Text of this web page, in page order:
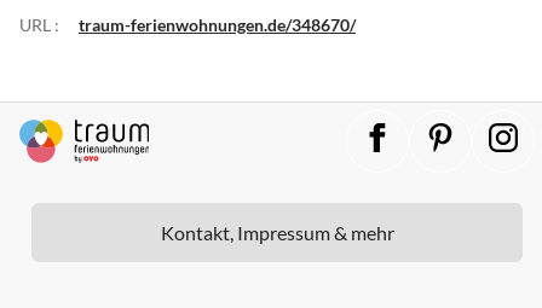
URL :
traum-ferienwohnungen.de/348670/
Kontakt, Impressum & mehr